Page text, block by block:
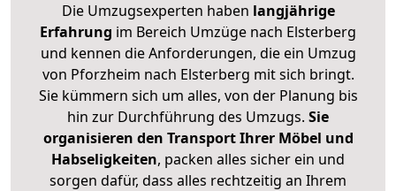
Die Umzugsexperten haben langjährige
Erfahrung im Bereich Umzüge nach Elsterberg
und kennen die Anforderungen, die ein Umzug
von Pforzheim nach Elsterberg mit sich bringt.
Sie kümmern sich um alles, von der Planung bis
hin zur Durchführung des Umzugs. Sie
organisieren den Transport Ihrer Möbel und
Habseligkeiten, packen alles sicher ein und
sorgen dafür, dass alles rechtzeitig an Ihrem